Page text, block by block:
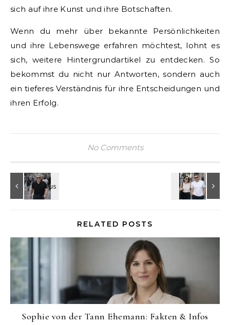
sich auf ihre Kunst und ihre Botschaften.
Wenn du mehr über bekannte Persönlichkeiten
und ihre Lebenswege erfahren möchtest, lohnt es
sich, weitere Hintergrundartikel zu entdecken. So
bekommst du nicht nur Antworten, sondern auch
ein tieferes Verständnis für ihre Entscheidungen und
ihren Erfolg.
No Comments
RELATED POSTS
Sophie von der Tann Ehemann: Fakten & Infos